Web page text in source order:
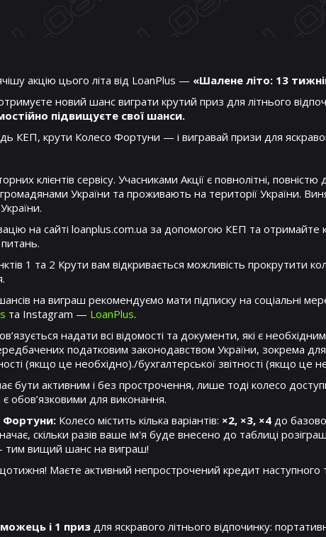
акцію цього літа від LoanPlus — «Шалене літо: 13
новий шанс виграти крутий приз для літнього
підвищуєте свої шанси.
КЕП, крути Колесо Фортуни — і вигравай призи для
клієнтів сервісу. Учасниками Акції є повнолітні, повністю
України та проживають на території України.
на сайті loanplus.com.ua за допомогою КЕП та отримайте
1 та 2 Крути вам відкривається можливість прокрутити
на виграш рекомендуємо мати підписку на соціальні
та Instagram — LoanPlus.
надати всі відомості та документи, які є
податковим законодавством України, зокрема
(якщо це необхідно)./бухгалтерської звітності (якщо це
бути активним і без прострочення, лише тоді колесо
обов’язковими для виконання.
Фортуни: Колесо містить кілька варіантів: ×2, ×3, ×4 до
скільки разів ваше ім'я буде внесено до таблиці
вищий шанс на виграш!
Маєте активний непрострочений кредит наступного
і 1 приз для яскравого літнього відпочинку: